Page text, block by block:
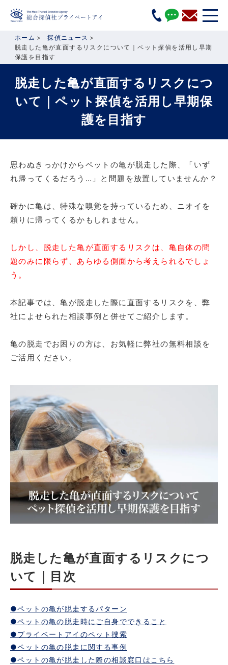
ホーム
探偵ニュース
脱走した亀が直面するリスクについて｜ペット探偵を活用し早期
保護を目指す
脱走した亀が直面するリスクにつ
いて｜ペット探偵を活用し早期保
護を目指す
思わぬきっかけからペットの亀が脱走した際、「いず
れ帰ってくるだろう…」と問題を放置していませんか？
確かに亀は、特殊な嗅覚を持っているため、ニオイを
頼りに帰ってくるかもしれません。
しかし、脱走した亀が直面するリスクは、亀自体の問
題のみに限らず、あらゆる側面から考えられるでしょ
う。
本記事では、亀が脱走した際に直面するリスクを、弊
社によせられた相談事例と併せてご紹介します。
亀の脱走でお困りの方は、お気軽に弊社の無料相談を
ご活用ください。
脱走した亀が直面するリスクにつ
いて｜目次
●ペットの亀が脱走するパターン
●ペットの亀の脱走時にご自身でできること
●プライベートアイのペット捜索
●ペットの亀の脱走に関する事例
●ペットの亀が脱走した際の相談窓口はこちら